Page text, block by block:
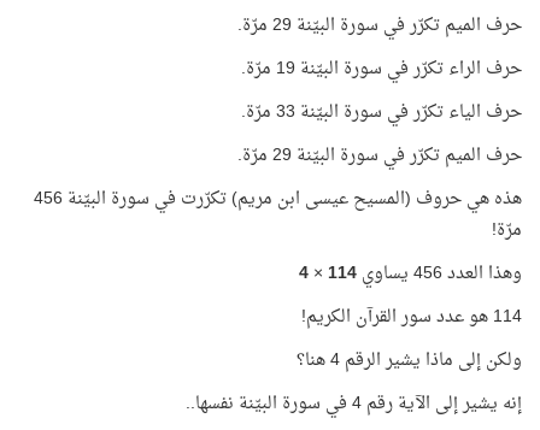
حرف الميم تكرّر في سورة البيّنة 29 مرّة.
حرف الراء تكرّر في سورة البيّنة 19 مرّة.
حرف الياء تكرّر في سورة البيّنة 33 مرّة.
حرف الميم تكرّر في سورة البيّنة 29 مرّة.
هذه هي حروف (المسيح عيسى ابن مريم) تكرّرت في سورة البيّنة 456
مرّة!
وهذا العدد 456 يساوي
114
×
4
114 هو عدد سور القرآن الكريم!
ولكن إلى ماذا يشير الرقم 4 هنا؟
إنه يشير إلى الآية رقم 4 في سورة البيّنة نفسها..